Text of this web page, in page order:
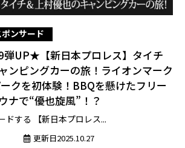
ンサード
UP★【新日本プロレス】タイチ
ンピングカーの旅！ライオンマーク
クを初体験！BBQを懸けたフリー
ナで“優也旋風”！？
ドする 【新日本プロレス...
更新日2025.10.27